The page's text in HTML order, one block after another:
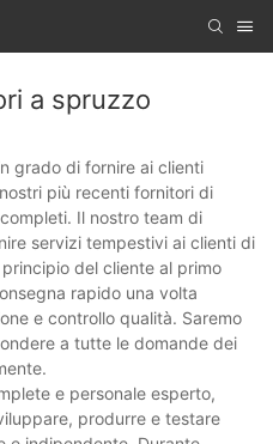
a spruzzo
grado di fornire ai clienti
più recenti fornitori di
Il nostro team di
servizi tempestivi ai clienti di
del cliente al primo
rapido una volta
e controllo qualità. Saremo
a tutte le domande dei
e personale esperto,
produrre e testare